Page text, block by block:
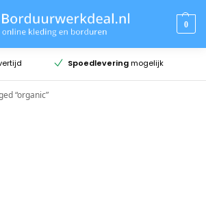
0
Spoedleveringmogelijk
“organic”